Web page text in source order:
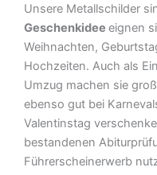
Unsere Metallschilder
Geschenkidee eignen
Weihnachten,
Hochzeiten. Auch als
Umzug machen sie
ebenso gut bei
Valentinstag
bestandenen
Führerscheinerwerb